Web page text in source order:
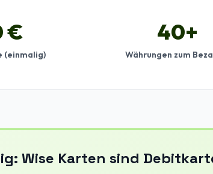
€
(einmalig)
40+
Währungen zum
Wise Karten sind